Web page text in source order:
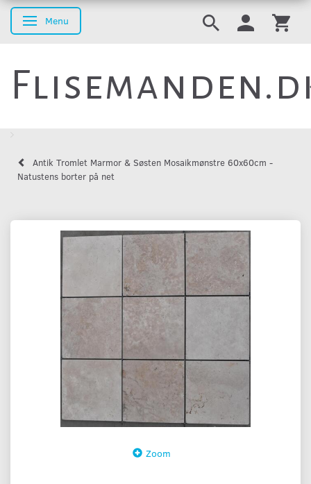
Skifte navigation
Menu
Antik Tromlet Marmor & Søsten Mosaikmønstre 60x60cm -
Natustens borter på net
Zoom